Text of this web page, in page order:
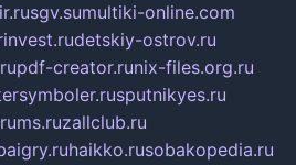
sgv.sumultiki-online.com
detskiy-ostrov.ru
pdf-creator.runix-files.org.ru
sputnikyes.ru
zallclub.ru
haikko.rusobakopedia.ru